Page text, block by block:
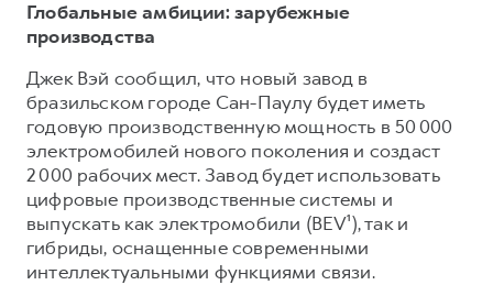
Глобальные амбиции: зарубежные
производства
Джек Вэй сообщил, что новый завод в
бразильском городе Сан-Паулу будет иметь
годовую производственную мощность в 50 000
электромобилей нового поколения и создаст
2 000 рабочих мест. Завод будет использовать
цифровые производственные системы и
выпускать как электромобили (BEV¹), так и
гибриды, оснащенные современными
интеллектуальными функциями связи.